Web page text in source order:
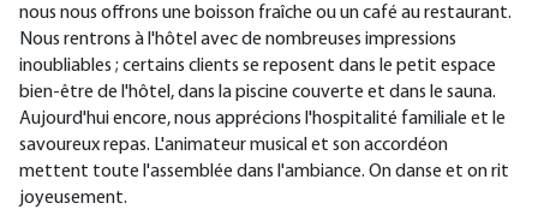
nous nous offrons une boisson fraîche ou un café au restaurant.
Nous rentrons à l'hôtel avec de nombreuses impressions
inoubliables ; certains clients se reposent dans le petit espace
bien-être de l'hôtel, dans la piscine couverte et dans le sauna.
Aujourd'hui encore, nous apprécions l'hospitalité familiale et le
savoureux repas. L'animateur musical et son accordéon
mettent toute l'assemblée dans l'ambiance. On danse et on rit
joyeusement.